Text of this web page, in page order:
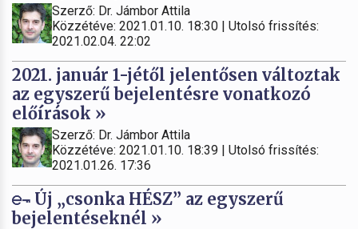
Szerző: Dr. Jámbor Attila
Közzétéve: 2021.01.10. 18:30 | Utolsó frissítés:
2021.02.04. 22:02
2021. január 1-jétől jelentősen változtak
az egyszerű bejelentésre vonatkozó
előírások »
Szerző: Dr. Jámbor Attila
Közzétéve: 2021.01.10. 18:39 | Utolsó frissítés:
2021.01.26. 17:36
Új „csonka HÉSZ” az egyszerű
bejelentéseknél »